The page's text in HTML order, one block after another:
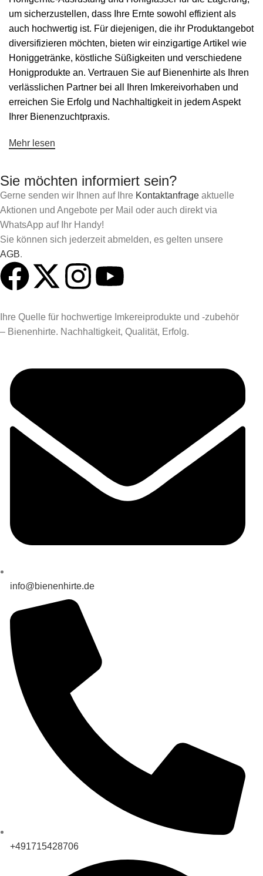
um sicherzustellen, dass Ihre Ernte sowohl effizient als
auch hochwertig ist. Für diejenigen, die ihr Produktangebot
diversifizieren möchten, bieten wir einzigartige Artikel wie
Honiggetränke, köstliche Süßigkeiten und verschiedene
Honigprodukte an. Vertrauen Sie auf Bienenhirte als Ihren
verlässlichen Partner bei all Ihren Imkereivorhaben und
erreichen Sie Erfolg und Nachhaltigkeit in jedem Aspekt
Ihrer Bienenzuchtpraxis.
Mehr lesen
Sie möchten informiert sein?
Gerne senden wir Ihnen auf Ihre Kontaktanfrage aktuelle
Aktionen und Angebote per Mail oder auch direkt via
WhatsApp auf Ihr Handy!
Sie können sich jederzeit abmelden, es gelten unsere
AGB.
Ihre Quelle für hochwertige Imkereiprodukte und -zubehör
– Bienenhirte. Nachhaltigkeit, Qualität, Erfolg.
info@bienenhirte.de
+491715428706